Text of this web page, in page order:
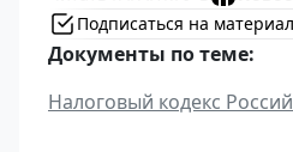
Подписаться на
Документы по теме:
Налоговый кодекс